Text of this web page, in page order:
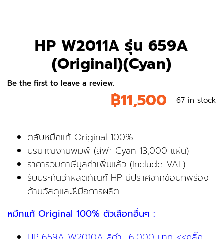
HP W2011A รุ่น 659A
(Original)(Cyan)
Be the first to leave a review.
฿11,500 67 in stock
ตลับหมึกแท้ Original 100%
ปริมาณงานพิมพ์ (สีฟ้า Cyan 13,000 แผ่น)
ราคารวมภาษีมูลค่าเพิ่มแล้ว (Include VAT)
รับประกันว่าผลิตภัณฑ์ HP นี้ปราศจากข้อบกพร่อง
ด้านวัสดุและฝีมือการผลิต
หมึกแท้ Original 100% ตัวเลือกอื่นๆ :